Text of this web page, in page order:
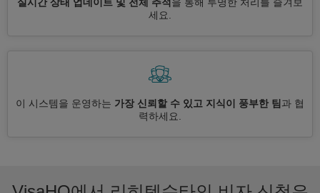
세요.
이 시스템을 운영하는 가장 신뢰할 수 있고 지식이 풍부한 팀 과 협
력하세요.